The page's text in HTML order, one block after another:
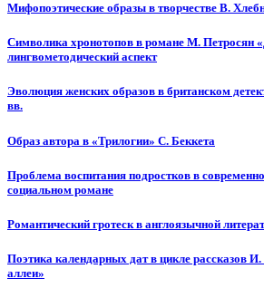
Мифопоэтические образы в творчестве В.
Символика хронотопов в романе М. Петросян
лингвометодический аспект
Эволюция женских образов в британском
вв.
Образ автора в «Трилогии» С. Беккета
Проблема воспитания подростков в
социальном романе
Романтический гротеск в англоязычной
Поэтика календарных дат в цикле рассказов
аллеи»